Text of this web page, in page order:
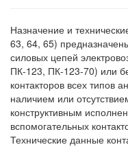
Назначение и
63, 64, 65)
силовых цепей
ПК-123, ПК-123-70) или
контакторов всех типов
наличием или
конструктивным
вспомогательных
Технические данные